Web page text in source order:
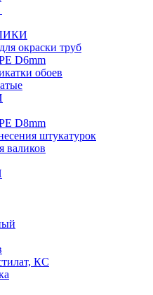
окраски труб
D6mm
обоев
D8mm
штукатурок
валиков
КС